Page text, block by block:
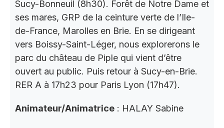
Sucy-Bonneuil (8h30). Forêt de Notre Dame et
ses mares, GRP de la ceinture verte de l’Ile-
de-France, Marolles en Brie. En se dirigeant
vers Boissy-Saint-Léger, nous explorerons le
parc du château de Piple qui vient d’être
ouvert au public. Puis retour à Sucy-en-Brie.
RER A à 17h23 pour Paris Lyon (17h47).
Animateur/Animatrice : HALAY Sabine